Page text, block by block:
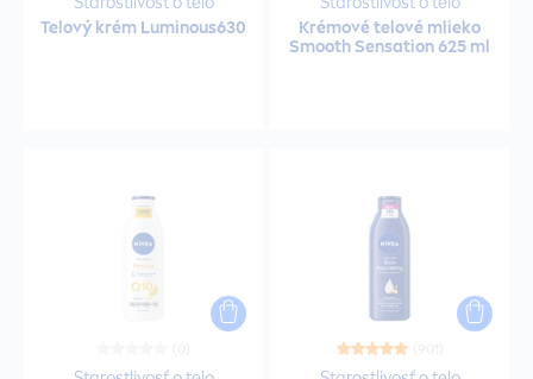
Odličovače očí
Oleje
Telový krém Luminous630
Krémové telové mlieko
SmoothSensation625 ml